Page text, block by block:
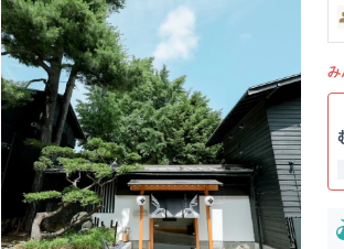
み